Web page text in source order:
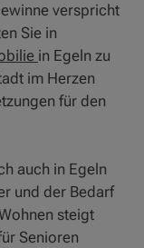
verspricht
Sie in
in Egeln zu
im Herzen
für den
auch in Egeln
und der Bedarf
steigt
Senioren